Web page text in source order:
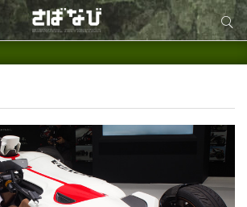
サイト内検索
サイト内検索